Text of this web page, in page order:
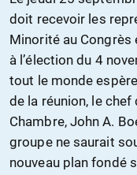
doit recevoir les
Minorité au Congrès
à l’élection du 4
tout le monde
de la réunion, le
Chambre, John A.
groupe ne saurait
nouveau plan fondé